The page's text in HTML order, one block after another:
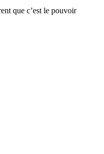
que c’est le pouvoir